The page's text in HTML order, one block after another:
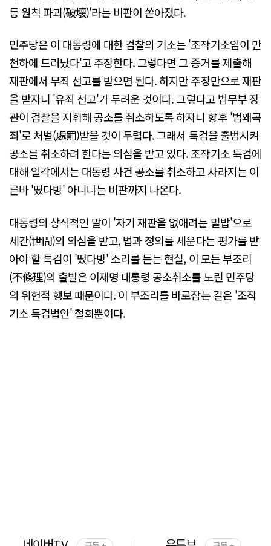
등 원칙 파괴(破壞)'라는 비판이 쏟아졌다.
민주당은 이 대통령에 대한 검찰의 기소는 '조작기소임이 만
천하에 드러났다'고 주장한다. 그렇다면 그 증거를 제출해
재판에서 무죄 선고를 받으면 된다. 하지만 주장만으로 재판
을 받자니 '유죄 선고'가 두려운 것이다. 그렇다고 법무부 장
관이 검찰을 지휘해 공소를 취소하도록 하자니 향후 '법왜곡
죄'로 처벌(處罰)받을 것이 두렵다. 그래서 특검을 출범시켜
공소를 취소하려 한다는 의심을 받고 있다. 조작기소 특검에
대해 일각에서는 대통령 사건 공소를 취소하고 사라지는 이
른바 '떴다방' 아니냐는 비판까지 나온다.
대통령의 상식적인 말이 '자기 재판을 없애려는 밑밥'으로
세간(世間)의 의심을 받고, 법과 정의를 세운다는 평가를 받
아야 할 특검이 '떴다방' 소리를 듣는 현실, 이 모든 부조리
(不條理)의 출발은 이재명 대통령 공소취소를 노린 민주당
의 위헌적 행보 때문이다. 이 부조리를 바로잡는 길은 '조작
기소 특검법안' 철회뿐이다.